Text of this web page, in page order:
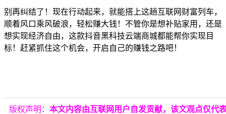
别再纠结了！现在行动起来，就能搭上这趟互联网财富列车，
顺着风口乘风破浪，轻松赚大钱！不管你是想补贴家用，还是
想实现经济自由，这款抖音黑科技云端商城都能帮你实现目
标！赶紧抓住这个机会，开启自己的赚钱之路吧！
版权声明： 本文内容由互联网用户自发贡献，该文观点仅代